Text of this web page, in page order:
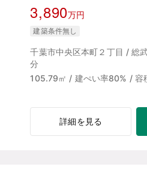
3,890万円
建築条件無し
千葉市中央区本町２丁目 / 総
分
105.79㎡ / 建ぺい率80% / 容
詳細を見る